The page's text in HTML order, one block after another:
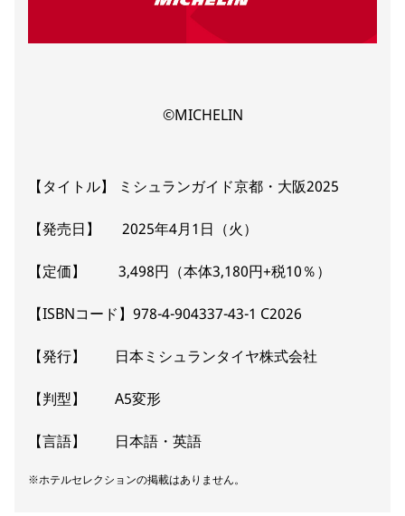
©MICHELIN
【タイトル】 ミシュランガイド京都・大阪2025
【発売日】 2025年4月1日（火）
【定価】 3,498円（本体3,180円+税10％）
【ISBNコード】978-4-904337-43-1 C2026
【発行】 日本ミシュランタイヤ株式会社
【判型】 A5変形
【言語】 日本語・英語
※ホテルセレクションの掲載はありません。